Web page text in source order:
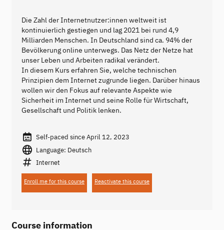
Die Zahl der Internetnutzer:innen weltweit ist
kontinuierlich gestiegen und lag 2021 bei rund 4,9
Milliarden Menschen. In Deutschland sind ca. 94% der
Bevölkerung online unterwegs. Das Netz der Netze hat
unser Leben und Arbeiten radikal verändert.
In diesem Kurs erfahren Sie, welche technischen
Prinzipien dem Internet zugrunde liegen. Darüber hinaus
wollen wir den Fokus auf relevante Aspekte wie
Sicherheit im Internet und seine Rolle für Wirtschaft,
Gesellschaft und Politik lenken.
Self-paced since April 12, 2023
Language: Deutsch
Internet
Enroll me for this course Reactivate this course
Course information